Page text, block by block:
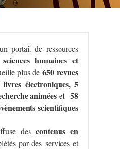
portail de ressources
sciences humaines et
plus de 650 revues
électroniques, 5
animées et 58
scientifiques
des contenus en
par des services et